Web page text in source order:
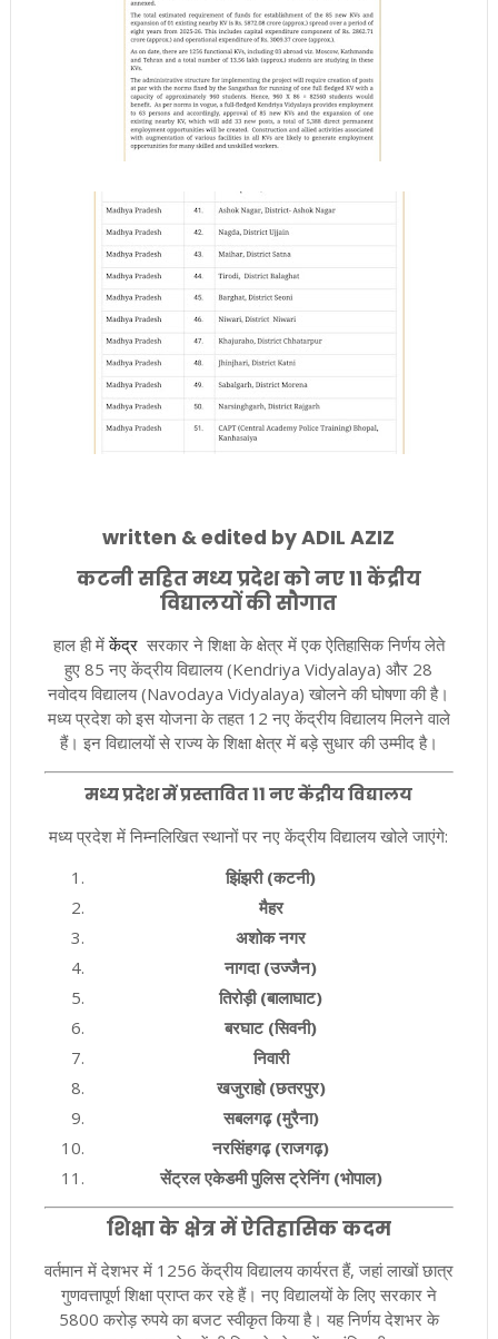
written & edited by ADIL AZIZ
कटनी सहित मध्य प्रदेश को नए 11 केंद्रीय
विद्यालयों की सौगात
हाल ही मेंकेंद्र सरकार ने शिक्षा के क्षेत्र में एक ऐतिहासिक निर्णय लेते
हुए 85 नए केंद्रीय विद्यालय (Kendriya Vidyalaya) और 28
नवोदय विद्यालय (Navodaya Vidyalaya) खोलने की घोषणा की है।
मध्य प्रदेश को इस योजना के तहत 12 नए केंद्रीय विद्यालय मिलने वाले
हैं। इन विद्यालयों से राज्य के शिक्षा क्षेत्र में बड़े सुधार की उम्मीद है।
मध्य प्रदेश में प्रस्तावित 11 नए केंद्रीय विद्यालय
मध्य प्रदेश में निम्नलिखित स्थानों पर नए केंद्रीय विद्यालय खोले जाएंगे:
झिंझरी (कटनी)
मैहर
अशोक नगर
नागदा (उज्जैन)
तिरोड़ी (बालाघाट)
बरघाट (सिवनी)
निवारी
खजुराहो (छतरपुर)
सबलगढ़ (मुरैना)
नरसिंहगढ़ (राजगढ़)
सेंट्रल एकेडमी पुलिस ट्रेनिंग (भोपाल)
शिक्षा के क्षेत्र में ऐतिहासिक कदम
वर्तमान में देशभर में 1256 केंद्रीय विद्यालय कार्यरत हैं, जहां लाखों छात्र
गुणवत्तापूर्ण शिक्षा प्राप्त कर रहे हैं। नए विद्यालयों के लिए सरकार ने
5800 करोड़ रुपये का बजट स्वीकृत किया है। यह निर्णय देशभर के